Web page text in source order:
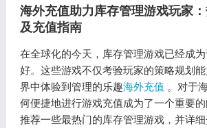
海外充值助力库存管理游戏玩家
及充值指南
在全球化的今天，库存管理游戏已经成
好。这些游戏不仅考验玩家的策略规划
界中体验到管理的乐趣海外充值 。对于
何便捷地进行游戏充值成为了一个重要
推荐一些最热门的库存管理游戏，并详